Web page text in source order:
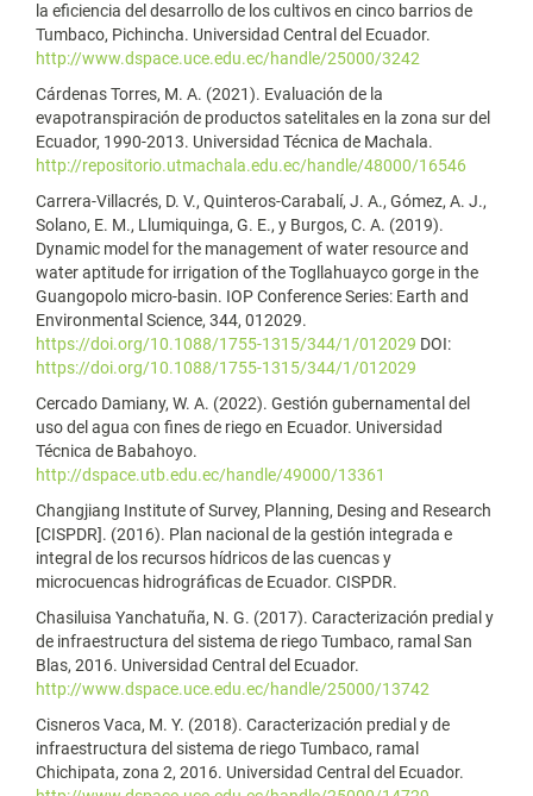
la eficiencia del desarrollo de los cultivos en cinco barrios de
Tumbaco, Pichincha. Universidad Central del Ecuador.
http://www.dspace.uce.edu.ec/handle/25000/3242
Cárdenas Torres, M. A. (2021). Evaluación de la
evapotranspiración de productos satelitales en la zona sur del
Ecuador, 1990-2013. Universidad Técnica de Machala.
http://repositorio.utmachala.edu.ec/handle/48000/16546
Carrera-Villacrés, D. V., Quinteros-Carabalí, J. A., Gómez, A. J.,
Solano, E. M., Llumiquinga, G. E., y Burgos, C. A. (2019).
Dynamic model for the management of water resource and
water aptitude for irrigation of the Togllahuayco gorge in the
Guangopolo micro-basin. IOP Conference Series: Earth and
Environmental Science, 344, 012029.
https://doi.org/10.1088/1755-1315/344/1/012029 DOI:
https://doi.org/10.1088/1755-1315/344/1/012029
Cercado Damiany, W. A. (2022). Gestión gubernamental del
uso del agua con fines de riego en Ecuador. Universidad
Técnica de Babahoyo.
http://dspace.utb.edu.ec/handle/49000/13361
Changjiang Institute of Survey, Planning, Desing and Research
[CISPDR]. (2016). Plan nacional de la gestión integrada e
integral de los recursos hídricos de las cuencas y
microcuencas hidrográficas de Ecuador. CISPDR.
Chasiluisa Yanchatuña, N. G. (2017). Caracterización predial y
de infraestructura del sistema de riego Tumbaco, ramal San
Blas, 2016. Universidad Central del Ecuador.
http://www.dspace.uce.edu.ec/handle/25000/13742
Cisneros Vaca, M. Y. (2018). Caracterización predial y de
infraestructura del sistema de riego Tumbaco, ramal
Chichipata, zona 2, 2016. Universidad Central del Ecuador.